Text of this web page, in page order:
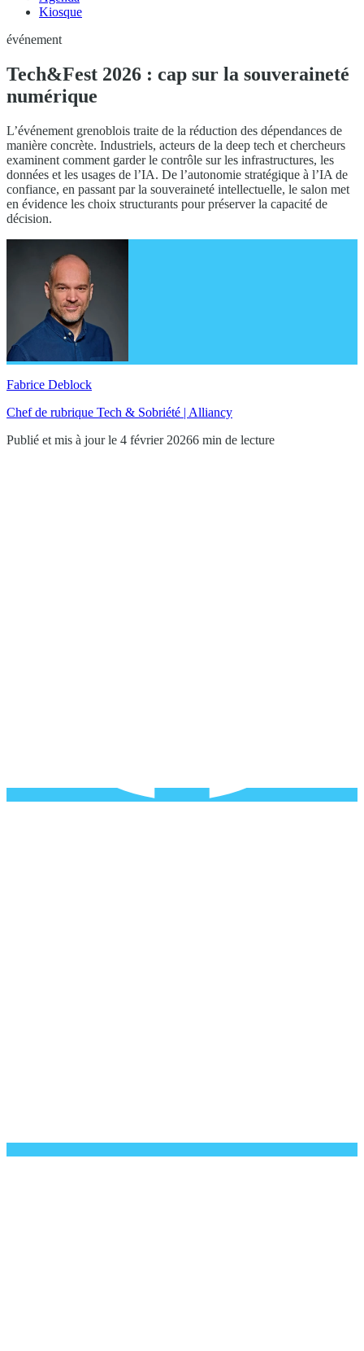
Kiosque
événement
Tech&Fest 2026 : cap sur la souveraineté
numérique
L’événement grenoblois traite de la réduction des dépendances de
manière concrète. Industriels, acteurs de la deep tech et chercheurs
examinent comment garder le contrôle sur les infrastructures, les
données et les usages de l’IA. De l’autonomie stratégique à l’IA de
confiance, en passant par la souveraineté intellectuelle, le salon met
en évidence les choix structurants pour préserver la capacité de
décision.
Fabrice Deblock
Chef de rubrique Tech & Sobriété | Alliancy
Publié et mis à jour le 4 février 20266 min de lecture